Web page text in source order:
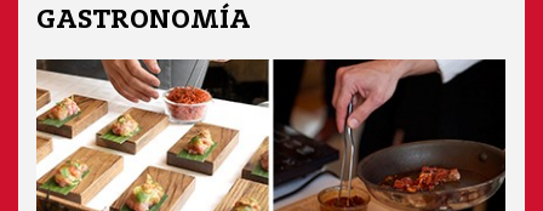
GASTRONOMÍA